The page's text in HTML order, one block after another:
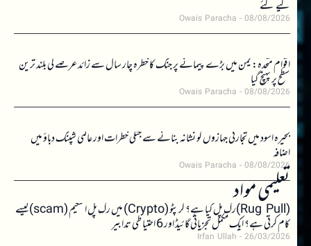
کیے گئے
Owais Paracha 08/08/2026
اقوام متحدہ: یمن میں بڑے پیمانے پر جنگ کا خطرہ چار سال سے زائد عرصے کی بلند ترین
سطح پر پہنچ گیا
Owais Paracha 08/08/2026
بحیرہ اسود میں تجارتی جہازوں کو نشانہ بنانے سے جنگی خطرات اور عالمی شپنگ دباؤ میں
اضافہ
Owais Paracha 08/08/2026
تعلیمی مواد (Rug Pull)رگ پل کیا ہے؟ کرپٹو (Crypto) میں رگ پل اسکیم (scam)کیسے
کام کرتی ہے؟ ایک مکمل تجزیاتی گائیڈ اور 6 احتیاطی تدابیر
Irfan Ullah 26/03/2026